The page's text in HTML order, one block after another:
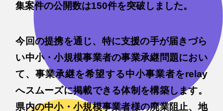
集案件の公開数は150件を突破しました。
今回の提携を通じ、特に支援の手が届きづら
い中小・小規模事業者の事業承継問題におい
て、事業承継を希望する中小事業者をrelay
へスムーズに掲載できる体制を構築します。
県内の中小・小規模事業者様の廃業阻止、地